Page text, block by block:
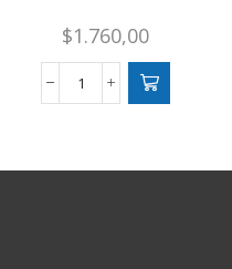
$1.760,00
PILA
X10